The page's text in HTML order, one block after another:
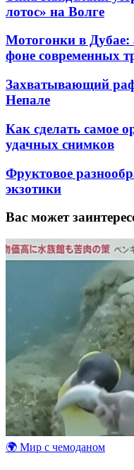
лотос» на Волге
Мотогонки в Дубае:
фоне современных
Захватывающий
Непале
Как сделать самое
удачных снимков
Фруктовое
экзотики
Вас может
🌍 Мир с чемоданом